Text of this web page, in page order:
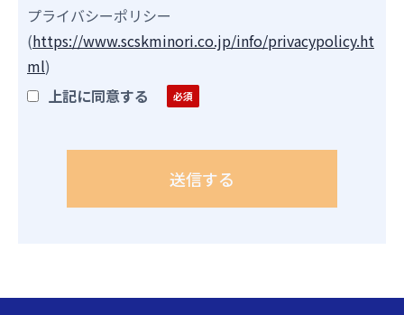
プライバシーポリシー
(https://www.scskminori.co.jp/info/privacypolicy.ht
ml)
上記に同意する